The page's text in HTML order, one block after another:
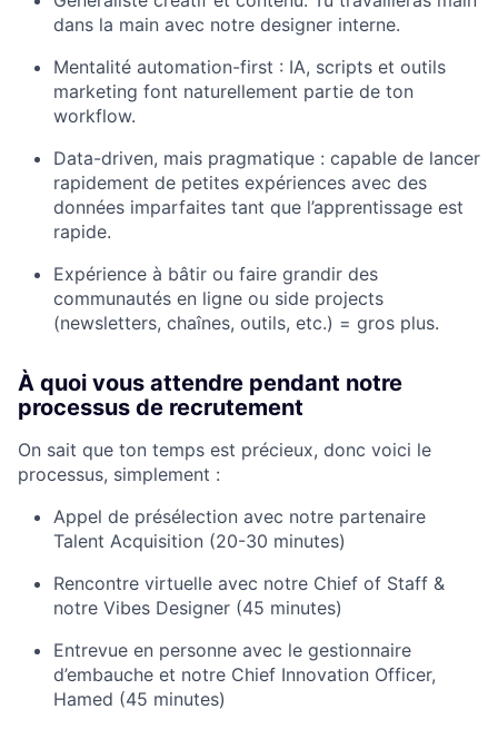
dans la main avec notre designer interne.
Mentalité automation-first : IA, scripts et outils
marketing font naturellement partie de ton
workflow.
Data-driven, mais pragmatique : capable de lancer
rapidement de petites expériences avec des
données imparfaites tant que l’apprentissage est
rapide.
Expérience à bâtir ou faire grandir des
communautés en ligne ou side projects
(newsletters, chaînes, outils, etc.) = gros plus.
À quoi vous attendre pendant notre
processus de recrutement
On sait que ton temps est précieux, donc voici le
processus, simplement :
Appel de présélection avec notre partenaire
Talent Acquisition (20-30 minutes)
Rencontre virtuelle avec notre Chief of Staff &
notre Vibes Designer (45 minutes)
Entrevue en personne avec le gestionnaire
d’embauche et notre Chief Innovation Officer,
Hamed (45 minutes)